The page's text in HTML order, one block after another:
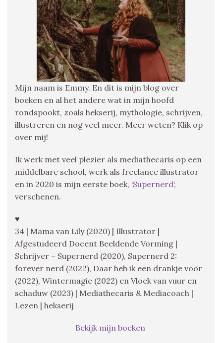
Mijn naam is Emmy. En dit is mijn blog over
boeken en al het andere wat in mijn hoofd
rondspookt, zoals hekserij, mythologie, schrijven,
illustreren en nog veel meer. Meer weten? Klik op
over mij!
Ik werk met veel plezier als mediathecaris op een
middelbare school, werk als freelance illustrator
en in 2020 is mijn eerste boek, ‘Supernerd‘,
verschenen.
♥
34 | Mama van Lily (2020) | Illustrator |
Afgestudeerd Docent Beeldende Vorming |
Schrijver – Supernerd (2020), Supernerd 2:
forever nerd (2022), Daar heb ik een drankje voor
(2022), Wintermagie (2022) en Vloek van vuur en
schaduw (2023) | Mediathecaris & Mediacoach |
Lezen | hekserij
Bekijk mijn boeken